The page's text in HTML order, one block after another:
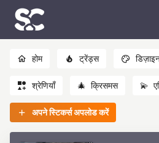
होम ट्रेंड्स
श्रेणियाँ 🎄 क्रिसमस 💫
अपने स्टिकर्स अपलोड करें